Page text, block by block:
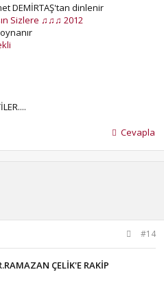
DEMİRTAŞ'tan dinlenir
Sizlere ♫♫♫ 2012
Cevapla
#14
ÇELİK'E RAKİP